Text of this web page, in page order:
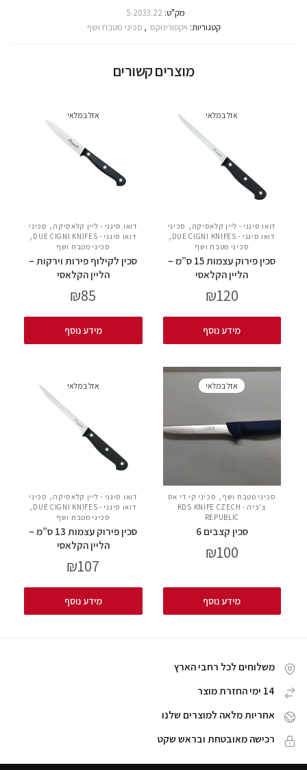
מק"ט:5.2033.22
קטגוריות: ויקטורינוקס , סכיני מטבח ושף
מוצרים קשורים
אזל במלאי
דואו סיגני - ליין קלאסיקה , סכיני
דואו סיגני - DUE CIGNI KNIFES
,
סכיני מטבח ושף
סכין פירוק עצמות 15 ס”מ –
הליין הקלאסי
₪120
מידע נוסף
אזל במלאי
דואו סיגני - ליין קלאסיקה , סכיני
דואו סיגני - DUE CIGNI KNIFES
,
סכיני מטבח ושף
סכין לקילוף פירות וירקות –
הליין הקלאסי
₪85
מידע נוסף
אזל במלאי
סכיני מטבח ושף , סכיני קי די אס
צ'כיה - KDS KNIFE CZECH
REPUBLIC
סכין קצבים 6
₪100
מידע נוסף
אזל במלאי
דואו סיגני - ליין קלאסיקה , סכיני
דואו סיגני - DUE CIGNI KNIFES
,
סכיני מטבח ושף
סכין פירוק עצמות 13 ס”מ –
הליין הקלאסי
₪107
מידע נוסף
משלוחים לכל רחבי הארץ
14 ימי החזרת מוצר
אחריות מלאה למוצרים שלנו
רכישה מאובטחת ובראש שקט